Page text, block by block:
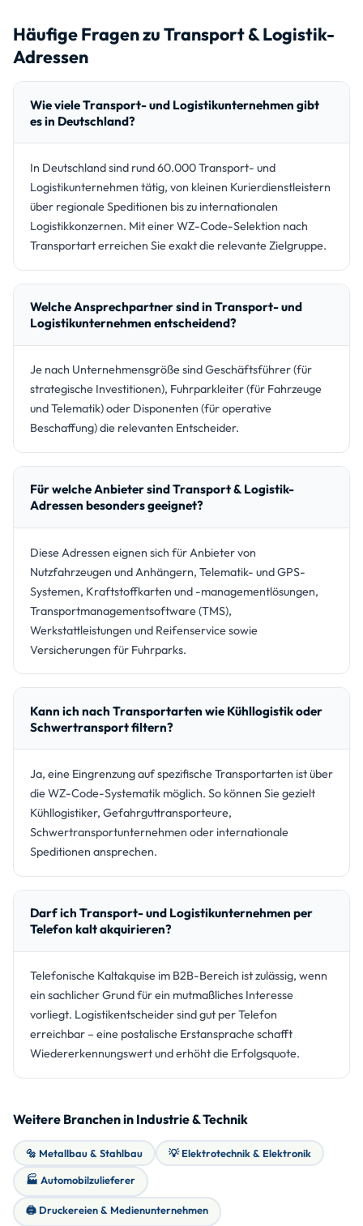
Häufige Fragen zu Transport & Logistik-
Adressen
Wie viele Transport- und Logistikunternehmen gibt
es in Deutschland?
In Deutschland sind rund 60.000 Transport- und
Logistikunternehmen tätig, von kleinen Kurierdienstleistern
über regionale Speditionen bis zu internationalen
Logistikkonzernen. Mit einer WZ-Code-Selektion nach
Transportart erreichen Sie exakt die relevante Zielgruppe.
Welche Ansprechpartner sind in Transport- und
Logistikunternehmen entscheidend?
Je nach Unternehmensgröße sind Geschäftsführer (für
strategische Investitionen), Fuhrparkleiter (für Fahrzeuge
und Telematik) oder Disponenten (für operative
Beschaffung) die relevanten Entscheider.
Für welche Anbieter sind Transport & Logistik-
Adressen besonders geeignet?
Diese Adressen eignen sich für Anbieter von
Nutzfahrzeugen und Anhängern, Telematik- und GPS-
Systemen, Kraftstoffkarten und -managementlösungen,
Transportmanagementsoftware (TMS),
Werkstattleistungen und Reifenservice sowie
Versicherungen für Fuhrparks.
Kann ich nach Transportarten wie Kühllogistik oder
Schwertransport filtern?
Ja, eine Eingrenzung auf spezifische Transportarten ist über
die WZ-Code-Systematik möglich. So können Sie gezielt
Kühllogistiker, Gefahrguttransporteure,
Schwertransportunternehmen oder internationale
Speditionen ansprechen.
Darf ich Transport- und Logistikunternehmen per
Telefon kalt akquirieren?
Telefonische Kaltakquise im B2B-Bereich ist zulässig, wenn
ein sachlicher Grund für ein mutmaßliches Interesse
vorliegt. Logistikentscheider sind gut per Telefon
erreichbar – eine postalische Erstansprache schafft
Wiedererkennungswert und erhöht die Erfolgsquote.
Weitere Branchen in Industrie & Technik
🔩 Metallbau & Stahlbau 💡 Elektrotechnik & Elektronik
🏭 Automobilzulieferer
🖨️ Druckereien & Medienunternehmen